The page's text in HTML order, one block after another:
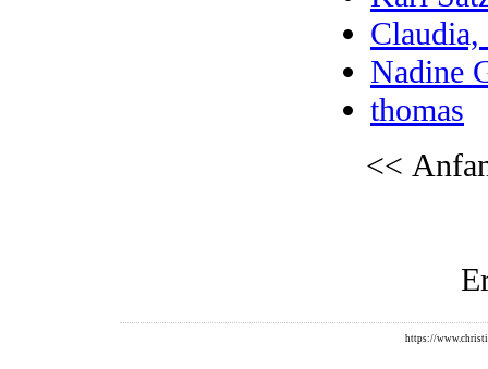
Nadine
thomas
<<
https://